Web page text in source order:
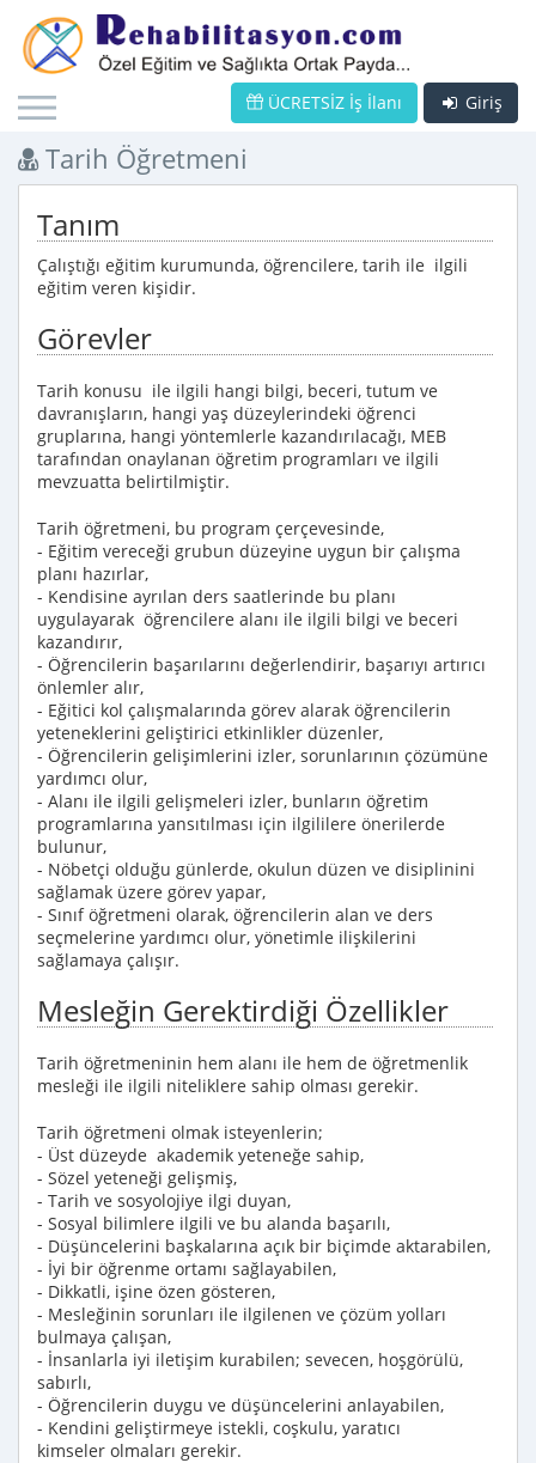
Giriş
ÜCRETSİZ İş İlanı
Tarih Öğretmeni
Tanım
Çalıştığı eğitim kurumunda, öğrencilere, tarih ile ilgili
eğitim veren kişidir.
Görevler
Tarih konusu ile ilgili hangi bilgi, beceri, tutum ve
davranışların, hangi yaş düzeylerindeki öğrenci
gruplarına, hangi yöntemlerle kazandırılacağı, MEB
tarafından onaylanan öğretim programları ve ilgili
mevzuatta belirtilmiştir.
Tarih öğretmeni, bu program çerçevesinde,
- Eğitim vereceği grubun düzeyine uygun bir çalışma
planı hazırlar,
- Kendisine ayrılan ders saatlerinde bu planı
uygulayarak öğrencilere alanı ile ilgili bilgi ve beceri
kazandırır,
- Öğrencilerin başarılarını değerlendirir, başarıyı artırıcı
önlemler alır,
- Eğitici kol çalışmalarında görev alarak öğrencilerin
yeteneklerini geliştirici etkinlikler düzenler,
- Öğrencilerin gelişimlerini izler, sorunlarının çözümüne
yardımcı olur,
- Alanı ile ilgili gelişmeleri izler, bunların öğretim
programlarına yansıtılması için ilgililere önerilerde
bulunur,
- Nöbetçi olduğu günlerde, okulun düzen ve disiplinini
sağlamak üzere görev yapar,
- Sınıf öğretmeni olarak, öğrencilerin alan ve ders
seçmelerine yardımcı olur, yönetimle ilişkilerini
sağlamaya çalışır.
Mesleğin Gerektirdiği Özellikler
Tarih öğretmeninin hem alanı ile hem de öğretmenlik
mesleği ile ilgili niteliklere sahip olması gerekir.
Tarih öğretmeni olmak isteyenlerin;
- Üst düzeyde akademik yeteneğe sahip,
- Sözel yeteneği gelişmiş,
- Tarih ve sosyolojiye ilgi duyan,
- Sosyal bilimlere ilgili ve bu alanda başarılı,
- Düşüncelerini başkalarına açık bir biçimde aktarabilen,
- İyi bir öğrenme ortamı sağlayabilen,
- Dikkatli, işine özen gösteren,
- Mesleğinin sorunları ile ilgilenen ve çözüm yolları
bulmaya çalışan,
- İnsanlarla iyi iletişim kurabilen; sevecen, hoşgörülü,
sabırlı,
- Öğrencilerin duygu ve düşüncelerini anlayabilen,
- Kendini geliştirmeye istekli, coşkulu, yaratıcı
kimseler olmaları gerekir.